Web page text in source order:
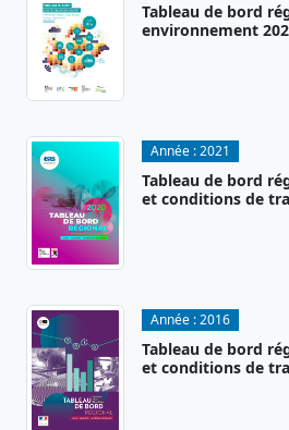
Tableau de bord
environnement
Année :2021
Tableau de bord
et conditions de
Année :2016
Tableau de bord
et conditions de